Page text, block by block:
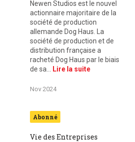
Newen Studios est le nouvel
actionnaire majoritaire de la
société de production
allemande Dog Haus. La
société de production et de
distribution française a
racheté Dog Haus par le biais
de sa…
Lire la suite
Nov 2024
Abonné
Vie des Entreprises